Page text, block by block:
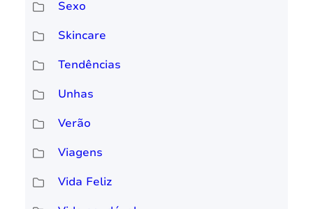
Sexo
Skincare
Tendências
Unhas
Verão
Viagens
Vida Feliz